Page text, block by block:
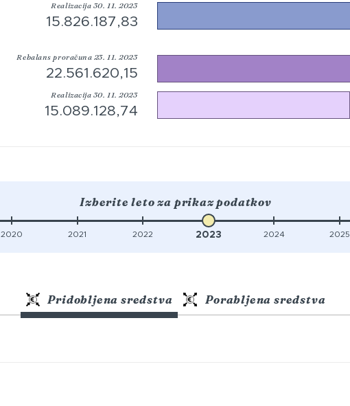
Realizacija 30. 11. 2023
15.826.187,83
Rebalans proračuna 23. 11. 2023
22.561.620,15
Realizacija 30. 11. 2023
15.089.128,74
Izberite leto za prikaz podatkov
2020 2021 2022 2023 2024 2025
Pridobljena sredstva Porabljena sredstva